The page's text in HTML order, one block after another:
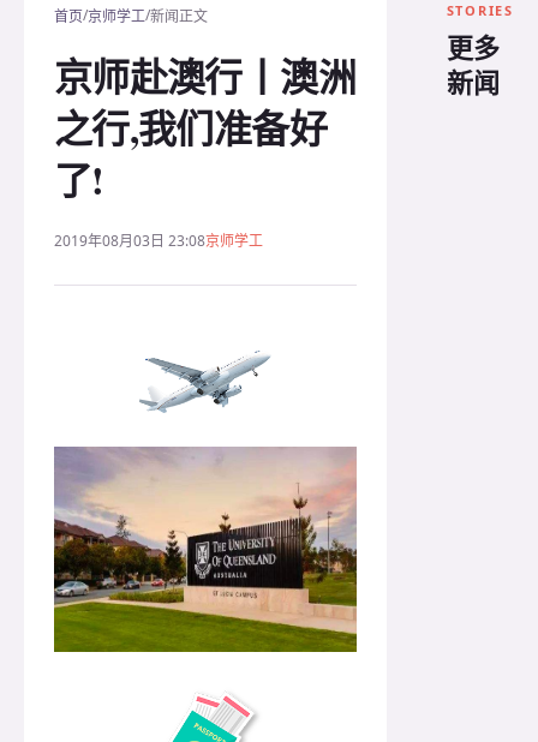
首页/京师学工/新闻正文
京师赴澳行丨澳洲
之行,我们准备好
了!
2019年08月03日 23:08京师学工
STORIES
更多
新闻